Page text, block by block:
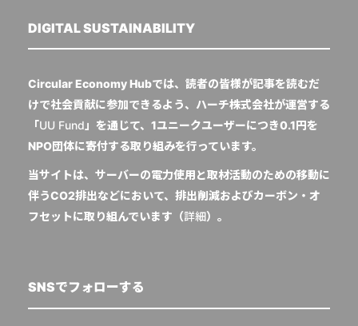
DIGITAL SUSTAINABILITY
Circular Economy Hubでは、読者の皆様が記事を読むだ
けで社会貢献に参加できるよう、ハーチ株式会社が運営する
「UU Fund 」を通じて、1ユニークユーザーにつき0.1円を
NPO団体に寄付する取り組みを行っています。
当サイトは、サーバーの電力使用と取材活動のための移動に
伴うCO2排出などにおいて、排出削減およびカーボン・オ
フセットに取り組んでいます（詳細）。
SNSでフォローする